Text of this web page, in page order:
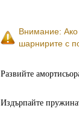
Внимание: Ако
шарнирите с
Развийте
Издърпайте